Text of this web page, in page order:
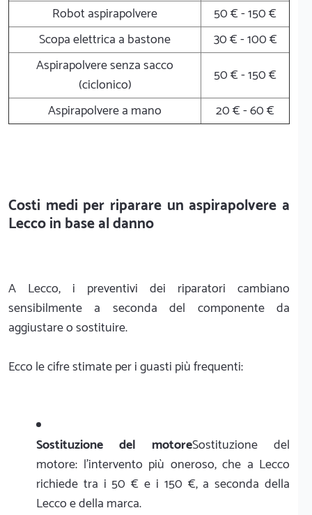
Robot aspirapolvere
50 € - 150 €
Scopa elettrica a bastone
30 € - 100 €
Aspirapolvere senza sacco
(ciclonico)
50 € - 150 €
Aspirapolvere a mano
20 € - 60 €
Costi medi per riparare un aspirapolvere a
Lecco in base al danno
A Lecco, i preventivi dei riparatori cambiano
sensibilmente a seconda del componente da
aggiustare o sostituire.
Ecco le cifre stimate per i guasti più frequenti:
Sostituzione del motoreSostituzione del
motore: l'intervento più oneroso, che a Lecco
richiede tra i 50 € e i 150 €, a seconda della
Lecco e della marca.